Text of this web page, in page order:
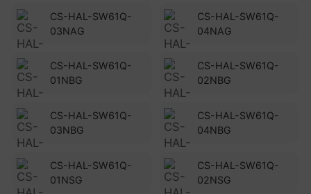
CS-HAL-SW61Q-
03NAG
CS-HAL-SW61Q-
04NAG
CS-HAL-SW61Q-
01NBG
CS-HAL-SW61Q-
02NBG
CS-HAL-SW61Q-
03NBG
CS-HAL-SW61Q-
04NBG
CS-HAL-SW61Q-
01NSG
CS-HAL-SW61Q-
02NSG